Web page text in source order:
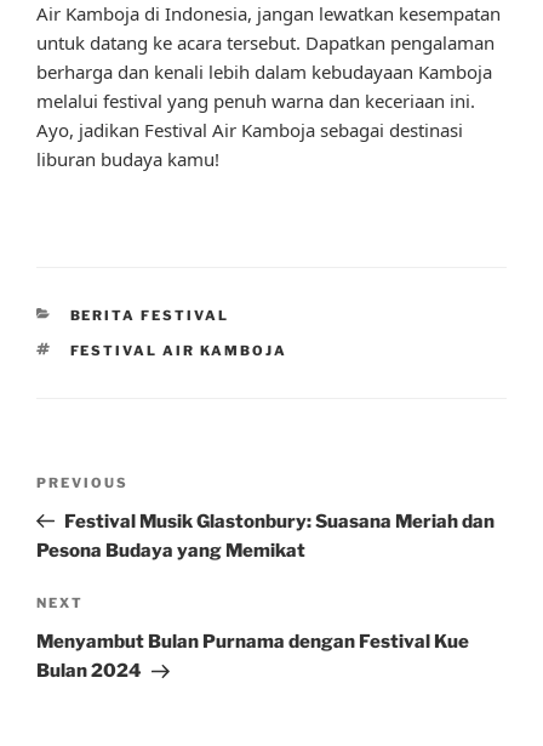
Air Kamboja di Indonesia, jangan lewatkan kesempatan
untuk datang ke acara tersebut. Dapatkan pengalaman
berharga dan kenali lebih dalam kebudayaan Kamboja
melalui festival yang penuh warna dan keceriaan ini.
Ayo, jadikan Festival Air Kamboja sebagai destinasi
liburan budaya kamu!
CATEGORIES
BERITA FESTIVAL
TAGS
FESTIVAL AIR KAMBOJA
Previous
Post
PREVIOUS
Festival Musik Glastonbury: Suasana Meriah dan
Pesona Budaya yang Memikat
Next
Post
NEXT
Menyambut Bulan Purnama dengan Festival Kue
Bulan 2024